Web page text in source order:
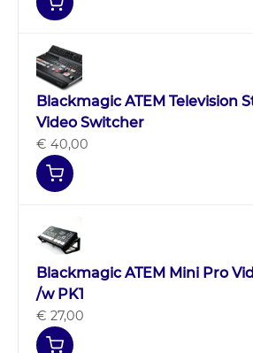
Blackmagic ATEM Television
Video Switcher
€ 40,00
Blackmagic ATEM Mini Pro
/w PK1
€ 27,00